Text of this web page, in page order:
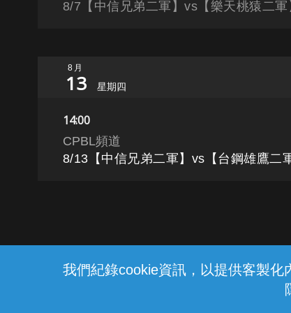
我們紀錄cookie資訊，以提供客製
8/7【中信兄弟二軍】vs【樂天桃猿二
8月
13 星期四
14:00
CPBL頻道
8/13【中信兄弟二軍】vs【台鋼雄鷹二